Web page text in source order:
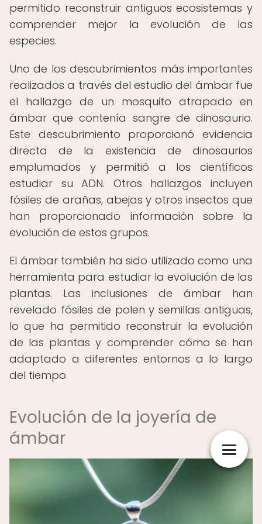
permitido reconstruir antiguos ecosistemas y
comprender mejor la evolución de las
especies.
Uno de los descubrimientos más importantes
realizados a través del estudio del ámbar fue
el hallazgo de un mosquito atrapado en
ámbar que contenía sangre de dinosaurio.
Este descubrimiento proporcionó evidencia
directa de la existencia de dinosaurios
emplumados y permitió a los científicos
estudiar su ADN. Otros hallazgos incluyen
fósiles de arañas, abejas y otros insectos que
han proporcionado información sobre la
evolución de estos grupos.
El ámbar también ha sido utilizado como una
herramienta para estudiar la evolución de las
plantas. Las inclusiones de ámbar han
revelado fósiles de polen y semillas antiguas,
lo que ha permitido reconstruir la evolución
de las plantas y comprender cómo se han
adaptado a diferentes entornos a lo largo
del tiempo.
Evolución de la joyería de
ámbar